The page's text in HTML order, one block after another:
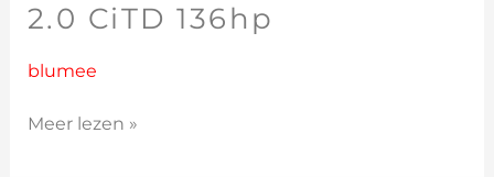
2.0 CiTD 136hp
blumee
2.0
136hp
Meer lezen »